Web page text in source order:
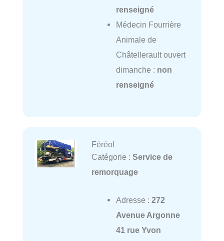
renseigné
Médecin Fourrière
Animale de
Châtellerault ouvert
dimanche : non
renseigné
Féréol
Catégorie : Service de
remorquage
Adresse : 272
Avenue Argonne
41 rue Yvon